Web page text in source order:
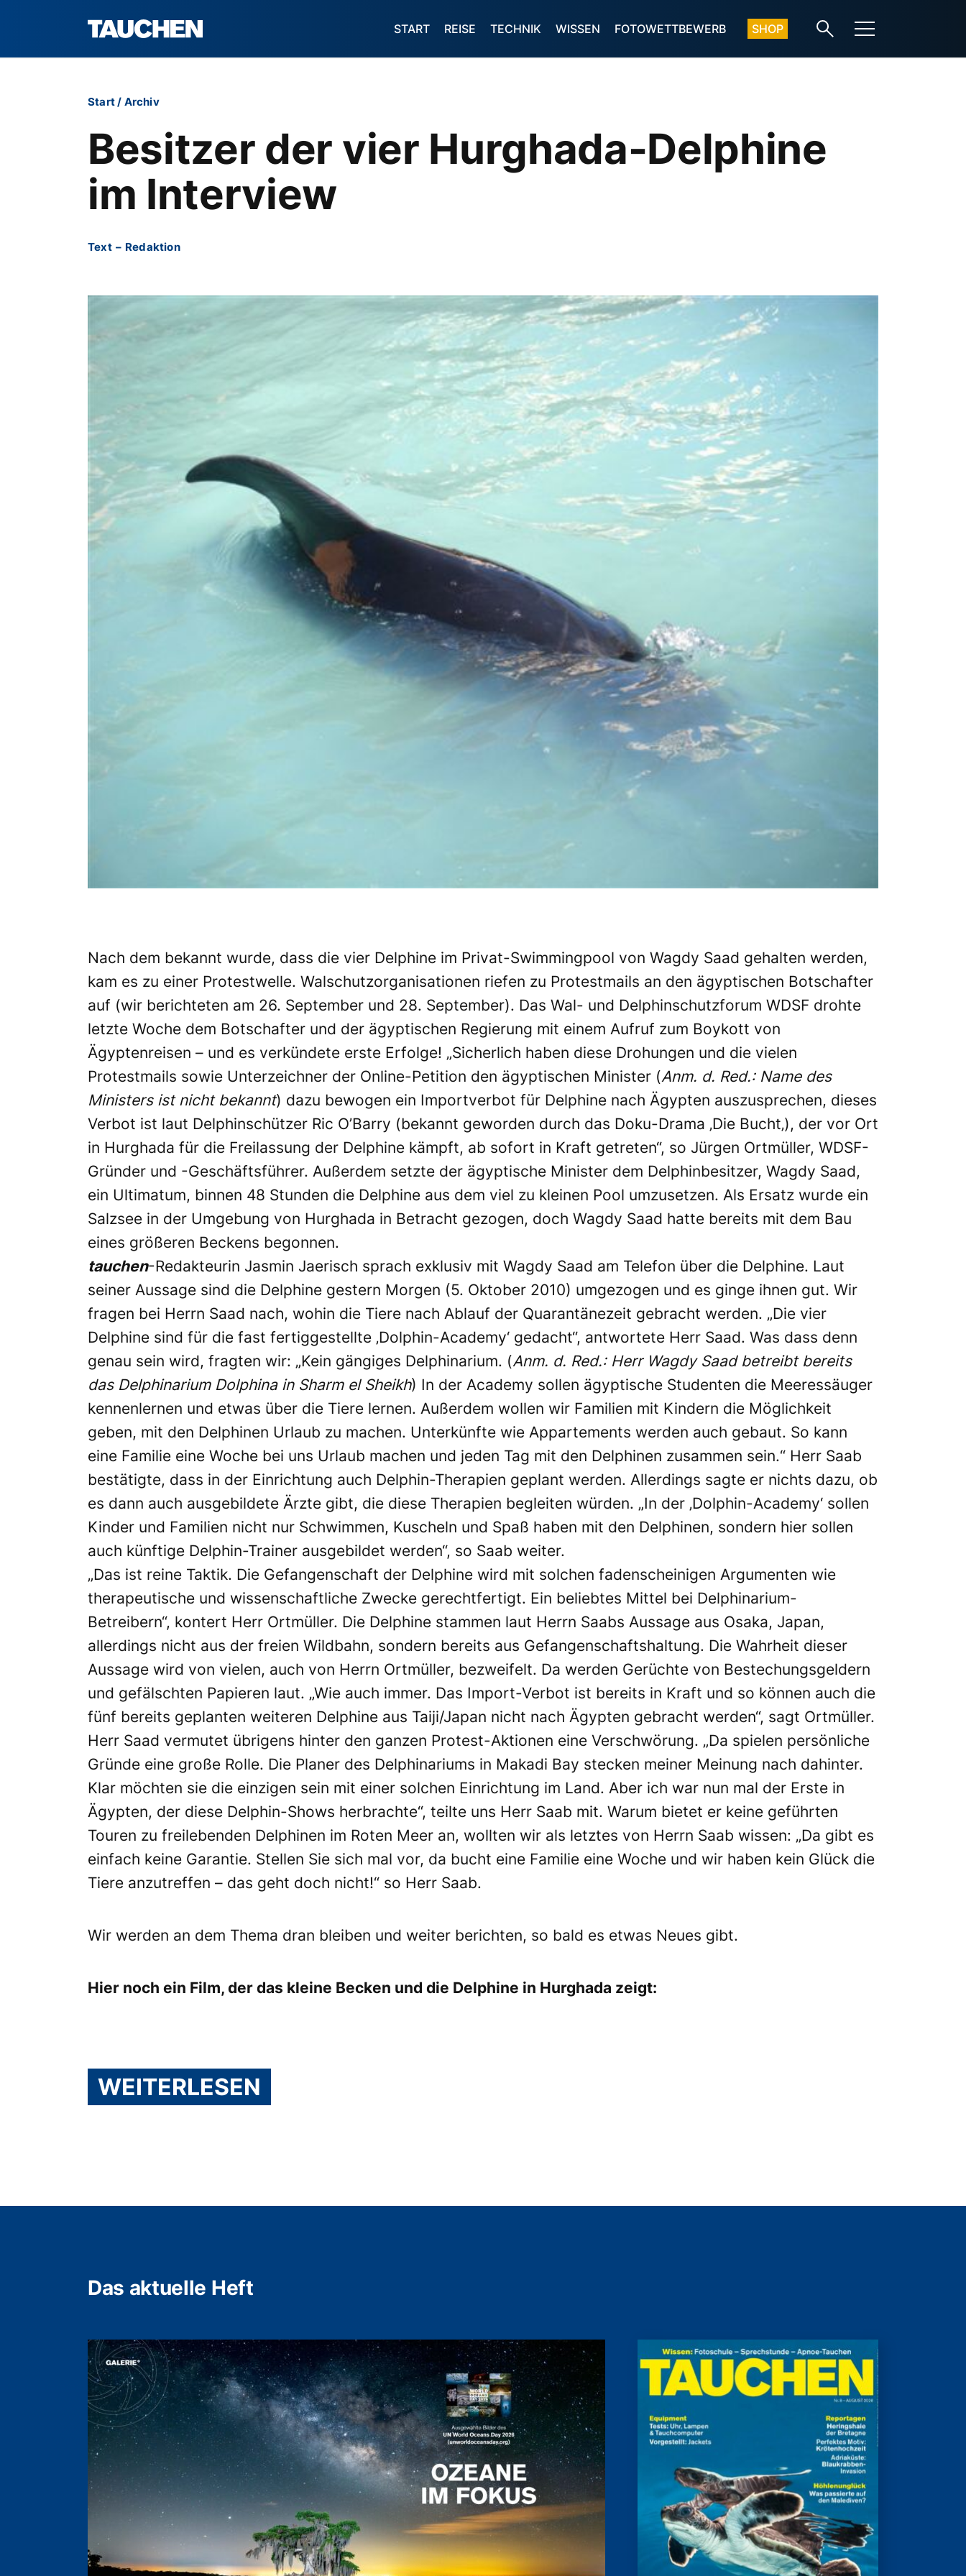
START REISE TECHNIK WISSEN FOTOWETTBEWERB SHOP
Start/ Archiv
Besitzer der vier Hurghada-Delphine
im Interview
Text – Redaktion
Nach dem bekannt wurde, dass die vier Delphine im Privat-Swimmingpool von Wagdy Saad gehalten werden,
kam es zu einer Protestwelle. Walschutzorganisationen riefen zu Protestmails an den ägyptischen Botschafter
auf (wir berichteten am 26. September und 28. September). Das Wal- und Delphinschutzforum WDSF drohte
letzte Woche dem Botschafter und der ägyptischen Regierung mit einem Aufruf zum Boykott von
Ägyptenreisen – und es verkündete erste Erfolge! „Sicherlich haben diese Drohungen und die vielen
Protestmails sowie Unterzeichner der Online-Petition den ägyptischen Minister (Anm. d. Red.: Name des
Ministers ist nicht bekannt) dazu bewogen ein Importverbot für Delphine nach Ägypten auszusprechen, dieses
Verbot ist laut Delphinschützer Ric O’Barry (bekannt geworden durch das Doku-Drama ‚Die Bucht‚), der vor Ort
in Hurghada für die Freilassung der Delphine kämpft, ab sofort in Kraft getreten“, so Jürgen Ortmüller, WDSF-
Gründer und -Geschäftsführer. Außerdem setzte der ägyptische Minister dem Delphinbesitzer, Wagdy Saad,
ein Ultimatum, binnen 48 Stunden die Delphine aus dem viel zu kleinen Pool umzusetzen. Als Ersatz wurde ein
Salzsee in der Umgebung von Hurghada in Betracht gezogen, doch Wagdy Saad hatte bereits mit dem Bau
eines größeren Beckens begonnen.
tauchen-Redakteurin Jasmin Jaerisch sprach exklusiv mit Wagdy Saad am Telefon über die Delphine. Laut
seiner Aussage sind die Delphine gestern Morgen (5. Oktober 2010) umgezogen und es ginge ihnen gut. Wir
fragen bei Herrn Saad nach, wohin die Tiere nach Ablauf der Quarantänezeit gebracht werden. „Die vier
Delphine sind für die fast fertiggestellte ‚Dolphin-Academy‘ gedacht“, antwortete Herr Saad. Was dass denn
genau sein wird, fragten wir: „Kein gängiges Delphinarium. (Anm. d. Red.: Herr Wagdy Saad betreibt bereits
das Delphinarium Dolphinain Sharm el Sheikh) In der Academy sollen ägyptische Studenten die Meeressäuger
kennenlernen und etwas über die Tiere lernen. Außerdem wollen wir Familien mit Kindern die Möglichkeit
geben, mit den Delphinen Urlaub zu machen. Unterkünfte wie Appartements werden auch gebaut. So kann
eine Familie eine Woche bei uns Urlaub machen und jeden Tag mit den Delphinen zusammen sein.“ Herr Saab
bestätigte, dass in der Einrichtung auch Delphin-Therapien geplant werden. Allerdings sagte er nichts dazu, ob
es dann auch ausgebildete Ärzte gibt, die diese Therapien begleiten würden. „In der ‚Dolphin-Academy‘ sollen
Kinder und Familien nicht nur Schwimmen, Kuscheln und Spaß haben mit den Delphinen, sondern hier sollen
auch künftige Delphin-Trainer ausgebildet werden“, so Saab weiter.
„Das ist reine Taktik. Die Gefangenschaft der Delphine wird mit solchen fadenscheinigen Argumenten wie
therapeutische und wissenschaftliche Zwecke gerechtfertigt. Ein beliebtes Mittel bei Delphinarium-
Betreibern“, kontert Herr Ortmüller. Die Delphine stammen laut Herrn Saabs Aussage aus Osaka, Japan,
allerdings nicht aus der freien Wildbahn, sondern bereits aus Gefangenschaftshaltung. Die Wahrheit dieser
Aussage wird von vielen, auch von Herrn Ortmüller, bezweifelt. Da werden Gerüchte von Bestechungsgeldern
und gefälschten Papieren laut. „Wie auch immer. Das Import-Verbot ist bereits in Kraft und so können auch die
fünf bereits geplanten weiteren Delphine aus Taiji/Japan nicht nach Ägypten gebracht werden“, sagt Ortmüller.
Herr Saad vermutet übrigens hinter den ganzen Protest-Aktionen eine Verschwörung. „Da spielen persönliche
Gründe eine große Rolle. Die Planer des Delphinariums in Makadi Bay stecken meiner Meinung nach dahinter.
Klar möchten sie die einzigen sein mit einer solchen Einrichtung im Land. Aber ich war nun mal der Erste in
Ägypten, der diese Delphin-Shows herbrachte“, teilte uns Herr Saab mit. Warum bietet er keine geführten
Touren zu freilebenden Delphinen im Roten Meer an, wollten wir als letztes von Herrn Saab wissen: „Da gibt es
einfach keine Garantie. Stellen Sie sich mal vor, da bucht eine Familie eine Woche und wir haben kein Glück die
Tiere anzutreffen – das geht doch nicht!“ so Herr Saab.
Wir werden an dem Thema dran bleiben und weiter berichten, so bald es etwas Neues gibt.
Hier noch ein Film, der das kleine Becken und die Delphine in Hurghada zeigt:
WEITERLESEN
Das aktuelle Heft